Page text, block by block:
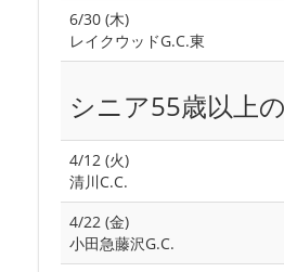
6/30 (木)
レイクウッドG.C.東
シニア55歳以上
4/12 (火)
清川C.C.
4/22 (金)
小田急藤沢G.C.